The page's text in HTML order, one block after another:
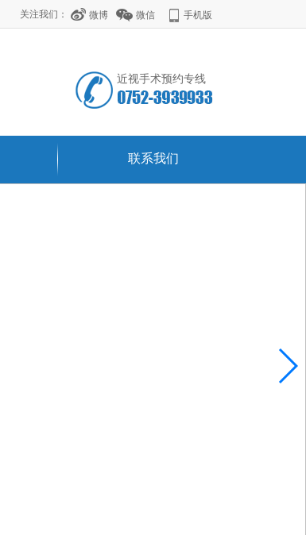
关注我们： 微博 微信 手机版
近视手术预约专线
联系我们